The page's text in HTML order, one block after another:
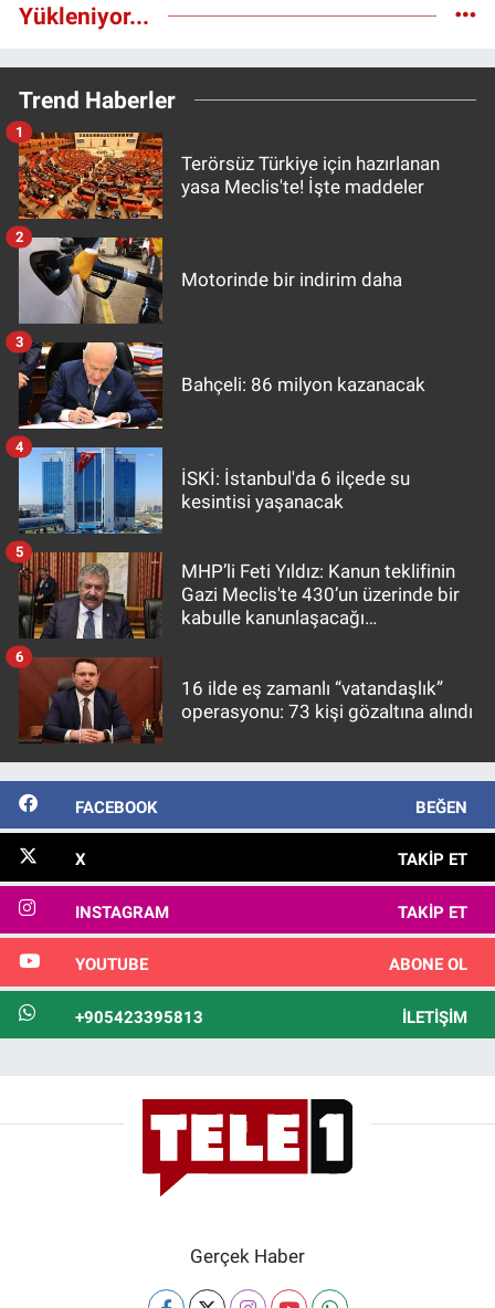
Yükleniyor...
Trend Haberler
Terörsüz Türkiye için hazırlanan
yasa Meclis'te! İşte maddeler
1
Motorinde bir indirim daha
2
Bahçeli: 86 milyon kazanacak
3
İSKİ: İstanbul'da 6 ilçede su
kesintisi yaşanacak
4
MHP’li Feti Yıldız: Kanun teklifinin
Gazi Meclis'te 430’un üzerinde bir
kabulle kanunlaşacağı
5
16 ilde eş zamanlı “vatandaşlık”
operasyonu: 73 kişi gözaltına alındı
6
FACEBOOK BEĞEN
X TAKIP ET
INSTAGRAM TAKIP ET
YOUTUBE ABONE OL
+905423395813 İLETIŞIM
Gerçek Haber